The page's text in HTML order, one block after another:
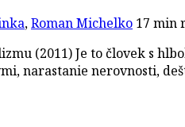
,Roman Michelko 17 min
(2011) Je to človek s
narastanie nerovnosti,